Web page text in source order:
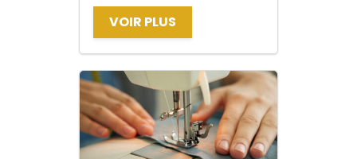
VOIR PLUS